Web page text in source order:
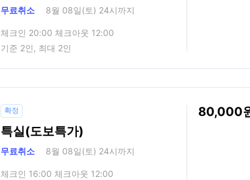
무료취소 8월 08일(토) 24시까지
체크인 20:00 체크아웃 12:00
기준 2인, 최대 2인
확정
특실(도보특가)
무료취소 8월 08일(토) 24시까지
체크인 16:00 체크아웃 12:00
80,000